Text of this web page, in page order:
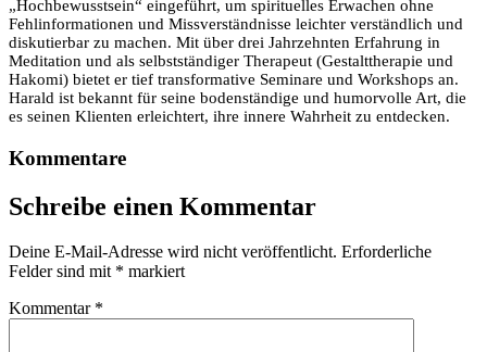
„Hochbewusstsein“ eingeführt, um spirituelles Erwachen ohne
Fehlinformationen und Missverständnisse leichter verständlich und
diskutierbar zu machen. Mit über drei Jahrzehnten Erfahrung in
Meditation und als selbstständiger Therapeut (Gestalttherapie und
Hakomi) bietet er tief transformative Seminare und Workshops an.
Harald ist bekannt für seine bodenständige und humorvolle Art, die
es seinen Klienten erleichtert, ihre innere Wahrheit zu entdecken.
Kommentare
Schreibe einen Kommentar
Deine E-Mail-Adresse wird nicht veröffentlicht. Erforderliche
Felder sind mit * markiert
Kommentar *